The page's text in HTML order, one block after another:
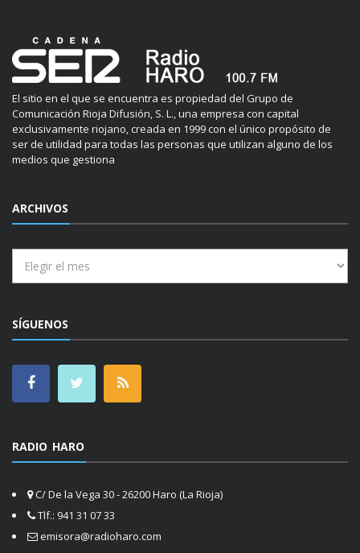
El sitio en el que se encuentra es propiedad del Grupo de
Comunicación Rioja Difusión, S. L., una empresa con capital
exclusivamente riojano, creada en 1999 con el único propósito de
ser de utilidad para todas las personas que utilizan alguno de los
medios que gestiona
ARCHIVOS
Archivos
SÍGUENOS
RADIO HARO
C/ De la Vega 30 - 26200 Haro (La Rioja)
Tlf.: 941 31 07 33
emisora@radioharo.com